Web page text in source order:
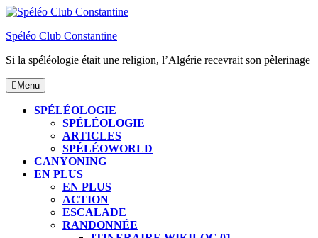
Skip
content
Spéléo Club Constantine
Si la spéléologie était une religion, l’Algérie recevrait son pèlerinage
MenuMenu
SPÉLÉOLOGIE
SPÉLÉOLOGIE
ARTICLES
SPÉLÉOWORLD
CANYONING
EN PLUS
EN PLUS
ACTION
ESCALADE
RANDONNÉE